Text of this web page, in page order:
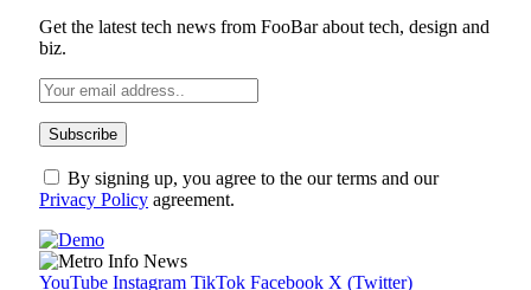
Get the latest tech news from FooBar about tech, design and
biz.
By signing up, you agree to the our terms and our
Privacy Policy agreement.
YouTube Instagram TikTok Facebook X (Twitter)